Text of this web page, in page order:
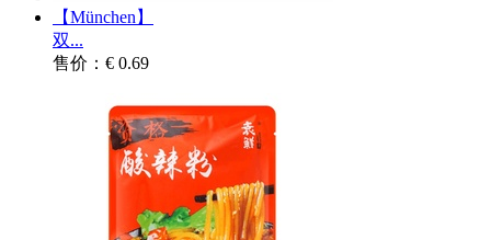
【München】
双...
售价：€ 0.69